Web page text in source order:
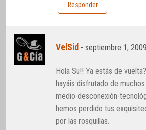
Responder
VelSid -septiembre 1,
Hola Su!! Ya estás de
hayáis disfrutado de
medio-desconexión-
hemos perdido tus
por las rosquillas.